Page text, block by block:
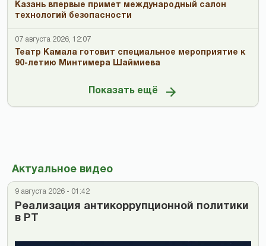
Казань впервые примет международный салон
технологий безопасности
07 августа 2026, 12:07
Театр Камала готовит специальное мероприятие к
90-летию Минтимера Шаймиева
Показать ещё
Актуальное видео
9 августа 2026 - 01:42
Реализация антикоррупционной политики
в РТ